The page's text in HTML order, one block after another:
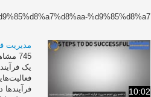
%d9%85%d8%a7/
10:02
مدیریت
745 مشاهده